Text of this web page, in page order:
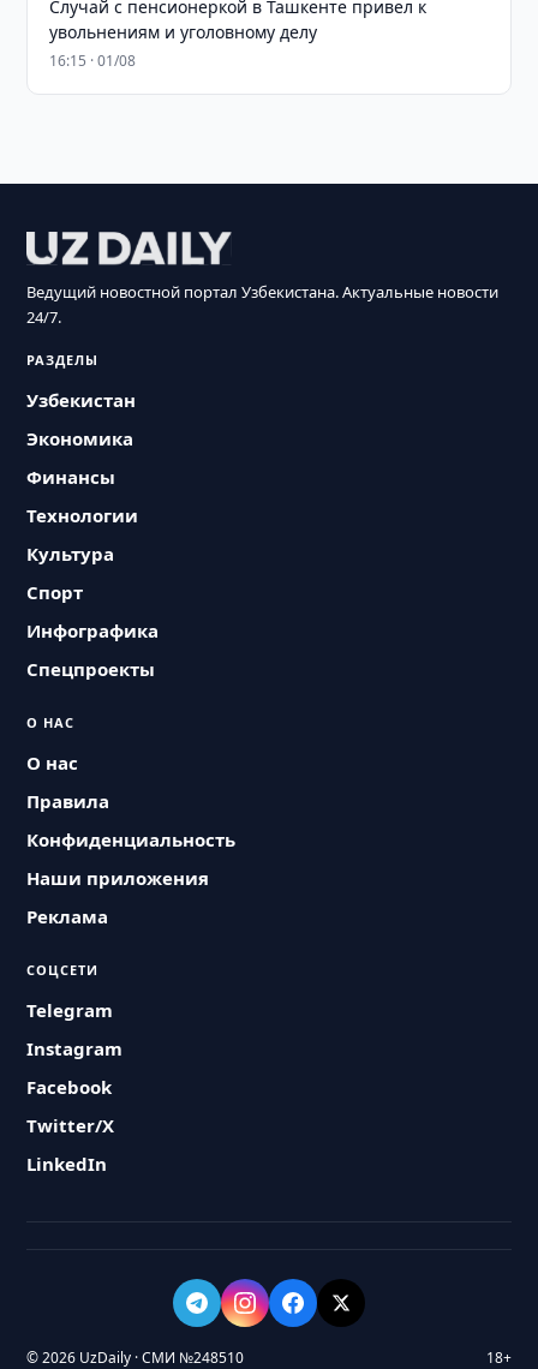
Случай с пенсионеркой в Ташкенте привел к
увольнениям и уголовному делу
16:15 · 01/08
Ведущий новостной портал Узбекистана. Актуальные новости
24/7.
РАЗДЕЛЫ
Узбекистан
Экономика
Финансы
Технологии
Культура
Спорт
Инфографика
Спецпроекты
О НАС
О нас
Правила
Конфиденциальность
Наши приложения
Реклама
СОЦСЕТИ
Telegram
Instagram
Facebook
Twitter/X
LinkedIn
© 2026 UzDaily · СМИ №248510 18+